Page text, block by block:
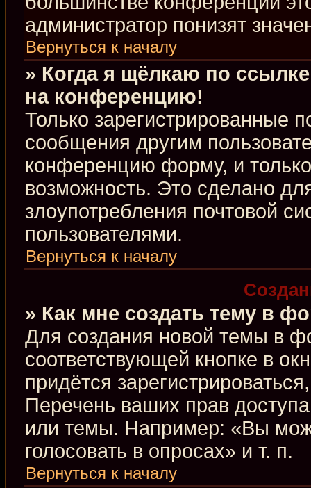
администратор понизят
Вернуться к началу
» Когда я щёлкаю по
на конференцию!
Только зарегистрированные
сообщения другим
конференцию форму, и
возможность. Это сделано
злоупотребления почтовой
пользователями.
Вернуться к началу
» Как мне создать тему в
Для создания новой темы в
соответствующей кнопке в
придётся
Перечень ваших прав
или темы. Например: «Вы
голосовать в опросах» и т. п.
Вернуться к началу